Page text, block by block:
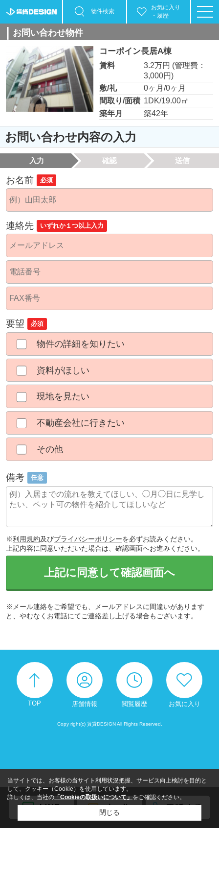
物件検索
お気に入り
・履歴
お問い合わせ物件
コーポイン長居A棟
賃料 3.2万円 (管理費：
3,000円)
敷/礼
0ヶ月/0ヶ月
間取り/面積 1DK/19.00㎡
築年月
築42年
お問い合わせ内容の入力
入力 確認 送信
お名前 必須
連絡先 いずれか１つ以上入力
要望 必須
物件の詳細を知りたい
資料がほしい
現地を見たい
不動産会社に行きたい
その他
備考 任意
※利用規約及びプライバシーポリシーを必ずお読みください。
上記内容に同意いただいた場合は、確認画面へお進みください。
上記に同意して確認画面へ
※メール連絡をご希望でも、メールアドレスに間違いがあります
と、やむなくお電話にてご連絡差し上げる場合もございます。
TOP 店舗情報 閲覧履歴 お気に入り
Copy right(c) 賃貸DESIGN All Rights Reserved.
当サイトでは、お客様の当サイト利用状況把握、サービス向上検討を目的と
して、クッキー（Cookie）を使用しています。
詳しくは、当社の 「Cookieの取扱いについて」 をご確認ください。
閉じる